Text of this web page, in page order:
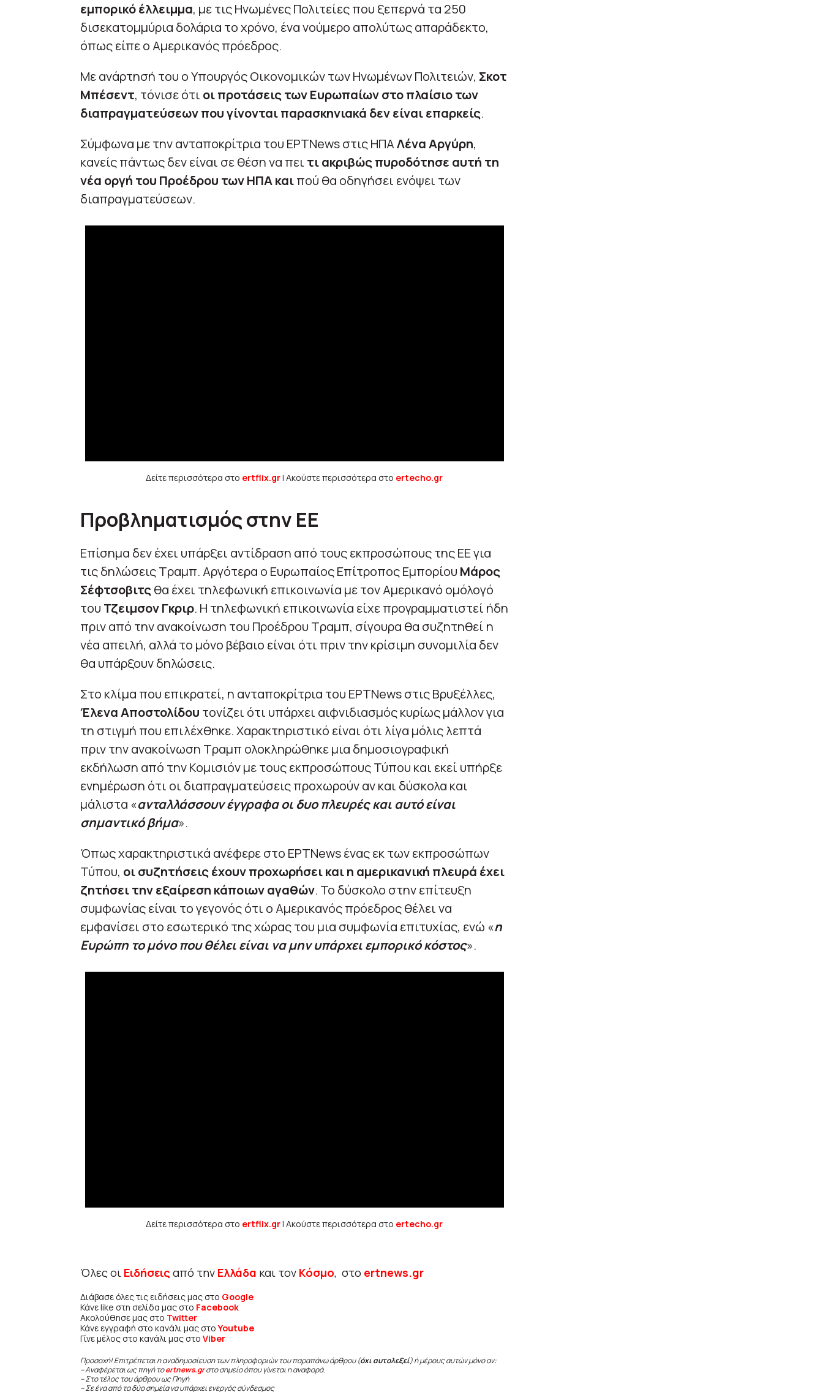
εμπορικό έλλειμμα, με τις Ηνωμένες Πολιτείες που ξεπερνά τα 250
δισεκατομμύρια δολάρια το χρόνο, ένα νούμερο απολύτως απαράδεκτο,
όπως είπε ο Αμερικανός πρόεδρος.
Με ανάρτησή του ο Υπουργός Οικονομικών των Ηνωμένων Πολιτειών, Σκοτ
Μπέσεντ, τόνισε ότι οι προτάσεις των Ευρωπαίων στο πλαίσιο των
διαπραγματεύσεων που γίνονται παρασκηνιακά δεν είναι επαρκείς.
Σύμφωνα με την ανταποκρίτρια του ΕΡΤNews στις ΗΠΑΛένα Αργύρη,
κανείς πάντως δεν είναι σε θέση να πει τι ακριβώς πυροδότησε αυτή τη
νέα οργή του Προέδρου των ΗΠΑ καιπού θα οδηγήσει ενόψει των
διαπραγματεύσεων.
Δείτε περισσότερα στο ertflix.gr| Ακούστε περισσότερα στο ertecho.gr
Προβληματισμός στην ΕΕ
Επίσημα δεν έχει υπάρξει αντίδραση από τους εκπροσώπους της ΕΕ για
τις δηλώσεις Τραμπ. Αργότερα ο Ευρωπαίος Επίτροπος Εμπορίου Μάρος
Σέφτσοβιτςθα έχει τηλεφωνική επικοινωνία με τον Αμερικανό ομόλογό
του Τζειμσον Γκριρ. Η τηλεφωνική επικοινωνία είχε προγραμματιστεί ήδη
πριν από την ανακοίνωση του Προέδρου Τραμπ, σίγουρα θα συζητηθεί η
νέα απειλή, αλλά το μόνο βέβαιο είναι ότι πριν την κρίσιμη συνομιλία δεν
θα υπάρξουν δηλώσεις.
Στο κλίμα που επικρατεί, η ανταποκρίτρια του ΕΡΤNews στις Βρυξέλλες,
Έλενα Αποστολίδου τονίζει ότι υπάρχει αιφνιδιασμός κυρίως μάλλον για
τη στιγμή που επιλέχθηκε. Χαρακτηριστικό είναι ότι λίγα μόλις λεπτά
πριν την ανακοίνωση Τραμπ ολοκληρώθηκε μια δημοσιογραφική
εκδήλωση από την Κομισιόν με τους εκπροσώπους Τύπου και εκεί υπήρξε
ενημέρωση ότι οι διαπραγματεύσεις προχωρούν αν και δύσκολα και
μάλιστα «ανταλλάσσουν έγγραφα οι δυο πλευρές και αυτό είναι
σημαντικό βήμα».
Όπως χαρακτηριστικά ανέφερε στο ΕΡΤNews ένας εκ των εκπροσώπων
Τύπου, οι συζητήσεις έχουν προχωρήσει και η αμερικανική πλευρά έχει
ζητήσει την εξαίρεση κάποιων αγαθών. Το δύσκολο στην επίτευξη
συμφωνίας είναι το γεγονός ότι ο Αμερικανός πρόεδρος θέλει να
εμφανίσει στο εσωτερικό της χώρας του μια συμφωνία επιτυχίας, ενώ «η
Ευρώπη το μόνο που θέλει είναι να μην υπάρχει εμπορικό κόστος».
Δείτε περισσότερα στο ertflix.gr| Ακούστε περισσότερα στο ertecho.gr
Όλες οι Ειδήσεις από την Ελλάδα και τον Κόσμο, στο ertnews.gr
Διάβασε όλες τις ειδήσεις μας στο Google
Κάνε like στη σελίδα μας στο Facebook
Ακολούθησε μας στο Twitter
Κάνε εγγραφή στο κανάλι μας στοYoutube
Γίνε μέλος στο κανάλι μας στο Viber
Προσοχή! Επιτρέπεται η αναδημοσίευση των πληροφοριών του παραπάνω άρθρου (όχι αυτολεξεί) ή μέρους αυτών μόνο αν:
– Αναφέρεται ως πηγή τοertnews.gr στο σημείο όπου γίνεται η αναφορά.
– Στο τέλος του άρθρου ως Πηγή
– Σε ένα από τα δύο σημεία να υπάρχει ενεργός σύνδεσμος